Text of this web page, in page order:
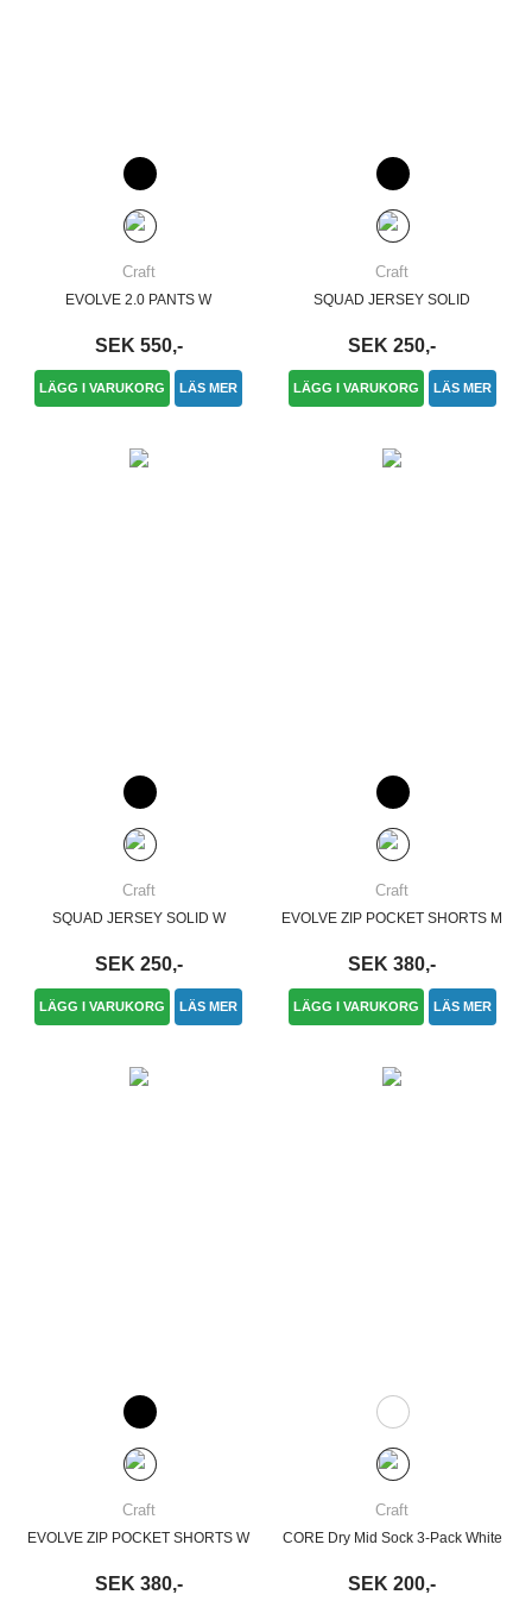
Craft
EVOLVE 2.0 PANTS W
SEK 550,-
LÄGG I VARUKORG LÄS MER
Craft
SQUAD JERSEY SOLID
SEK 250,-
LÄGG I VARUKORG LÄS MER
Craft
SQUAD JERSEY SOLID W
SEK 250,-
LÄGG I VARUKORG LÄS MER
Craft
EVOLVE ZIP POCKET SHORTS M
SEK 380,-
LÄGG I VARUKORG LÄS MER
Craft
EVOLVE ZIP POCKET SHORTS W
SEK 380,-
Craft
CORE Dry Mid Sock 3-Pack White
SEK 200,-